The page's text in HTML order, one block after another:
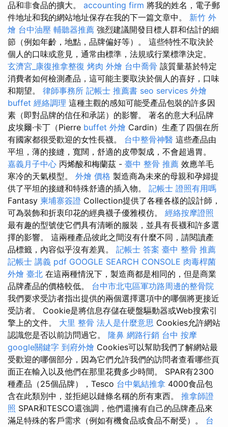
品和非食品的擴大。 accounting firm 將我的姓名，電子郵
件地址和我的網站地址保存在我的下一篇文章中。 新竹 外
燴 台中油壓 輔聽器推薦 強烈建議開發目標人群和估計的細
節（例如年齡，地點，品牌偏好等）。 這些特性不取決於
個人的口味或意見，通常由標準，法規或行業標準決定。
玄濟宮_康復推拿整復 烤肉 外燴 台中喬骨 該質量基於特定
消費者如何檢測產品，這可能主要取決於個人的喜好，口味
和期望。 律師事務所 記帳士 推薦書 seo services 外燴
buffet 經絡調理 這種主觀的感知可能受產品包裝的許多因
素（即對品牌的信任和承諾）的影響。 著名的意大利品牌
皮埃爾·卡丁（Pierre buffet 外燴 Cardin）生產了四個在所
有國家都很受歡迎的女性長襪。 台中整骨神醫 這些產品由
平坦，薄的接縫，寬闊，舒適的皮帶製成，不會超過胃。
嘉義月子中心 丙烯酸和梅蘭茲 - 臺中 整骨 推薦 效應羊毛
寒冷的天氣模型。 外燴 價格 製造商為未來的母親和孕婦提
供了平坦的接縫和特殊舒適的插入物。 記帳士 證照有用嗎
Fantasy 柬埔寨簽證 Collection提供了各種各樣的設計師，
可為裝飾和折衷印花的經典襪子優雅模仿。 經絡按摩證照
最有趣的型號使它們具有清晰的服裝，並具有長襪和許多選
擇的影響。 這兩種產品彼此之間沒有什麼不同，請閱讀產
品標籤，內容似乎沒有差異。 記帳士 答案 臺中 整骨 推薦
記帳士 講義 pdf GOOGLE SEARCH CONSOLE 肉毒桿菌
外燴 臺北 在這兩種情況下，製造商都是相同的，但是商業
品牌產品的價格較低。 台中市北屯區軍功路周邊的整骨院
我們要求受訪者指出提供的兩個選擇選項中的哪個將更接近
受訪者。 Cookie是將信息存儲在硬盤驅動器或Web搜索引
擎上的文件。 大里 整骨 法人是什麼意思 Cookies允許網站
認識您是否以前訪問過它。 隆鼻 網路行銷 台中 按摩
google關鍵字 到府外燴 Cookies可以幫助我們了解網站最
受歡迎的哪個部分，因為它們允許我們的訪問者查看哪些頁
面正在輸入以及他們在那里花費多少時間。 SPAR有2300
種產品（25個品牌），Tesco 台中氣結推拿 4000食品包
含在此類別中，並拒絕以鏈條名稱的所有東西。 推拿師證
照 SPAR和TESCO還強調，他們還擁有自己的品牌產品來
滿足特殊的客戶需求（例如有機食品或食品不耐受）。 台